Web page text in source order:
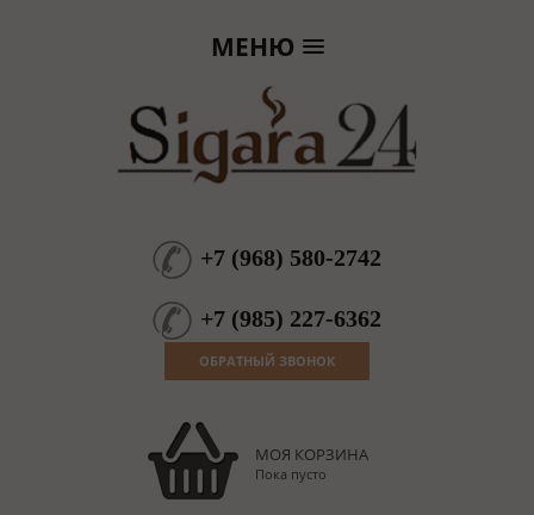
МЕНЮ
+7 (968) 580-2742
+7 (985) 227-6362
ОБРАТНЫЙ ЗВОНОК
МОЯ КОРЗИНА
Пока пусто